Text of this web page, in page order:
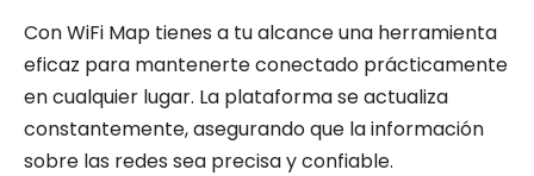
Con WiFi Map tienes a tu alcance una herramienta
eficaz para mantenerte conectado prácticamente
en cualquier lugar. La plataforma se actualiza
constantemente, asegurando que la información
sobre las redes sea precisa y confiable.